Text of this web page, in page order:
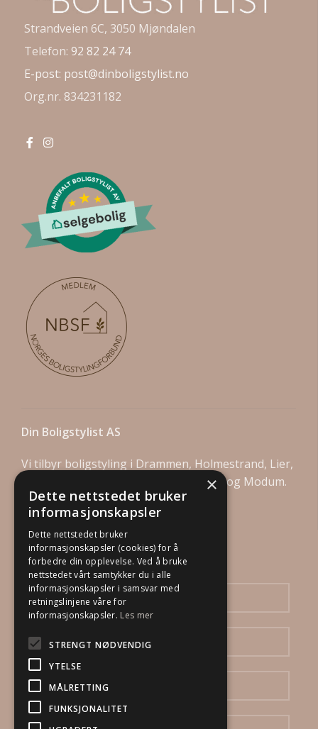
Strandveien 6C, 3050 Mjøndalen
Telefon: 92 82 24 74
E-post: post@dinboligstylist.no
Org.nr. 834231182
Din Boligstylist AS
Vi tilbyr boligstyling i Drammen, Holmestrand, Lier,
Asker, Bærum, Kongsberg, Øvre Eiker og Modum.
Send oss en henvendelse
×
Dette nettstedet bruker
informasjonskapsler
Dette nettstedet bruker
informasjonskapsler (cookies) for å
forbedre din opplevelse. Ved å bruke
nettstedet vårt samtykker du i alle
informasjonskapsler i samsvar med
retningslinjene våre for
informasjonskapsler. Les mer
STRENGT NØDVENDIG
YTELSE
MÅLRETTING
FUNKSJONALITET